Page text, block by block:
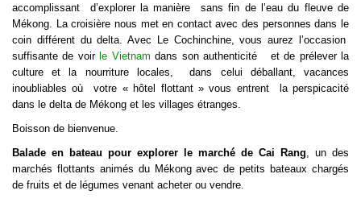
accomplissant d’explorer la manière sans fin de l’eau du fleuve de
Mékong. La croisière nous met en contact avec des personnes dans le
coin différent du delta. Avec Le Cochinchine, vous aurez l’occasion
suffisante de voirle Vietnam dans son authenticité et de prélever la
culture et la nourriture locales, dans celui déballant, vacances
inoubliables où votre « hôtel flottant » vous entrent la perspicacité
dans le delta de Mékong et les villages étranges.
Boisson de bienvenue.
Balade en bateau pour explorer le marché de Cai Rang , un des
marchés flottants animés du Mékong avec de petits bateaux chargés
de fruits et de légumes venant acheter ou vendre.